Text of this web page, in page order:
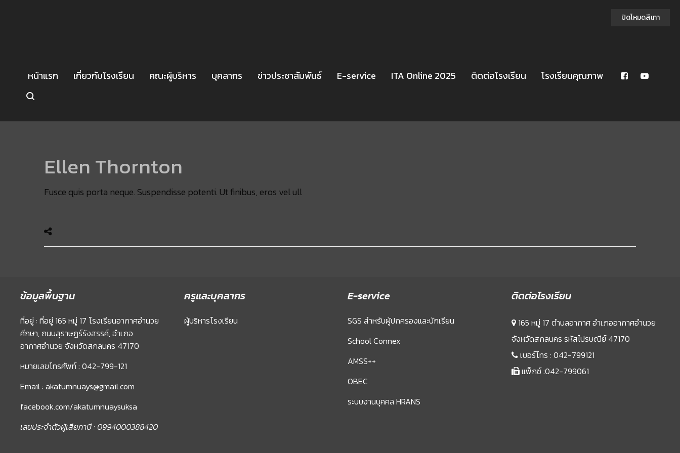
หน้าแรก เกี่ยวกับโรงเรียน คณะผู้บริหาร บุคลากร ข่าวประชาสัมพันธ์ E-service ITA Online 2025 ติดต่อโรงเรียน โรงเรียนคุณภาพ
Ellen Thornton
Fusce quis porta neque. Suspendisse potenti. Ut finibus, eros vel ull
ข้อมูลพื้นฐาน
ที่อยู่ : ที่อยู่ 165 หมู่ 17 โรงเรียนอากาศอำนวย
ศึกษา, ถนนสุราษฏร์รังสรรค์, อำเภอ
อากาศอำนวย จังหวัดสกลนคร 47170
หมายเลขโทรศัพท์ : 042-799-121
Email : akatumnuays@gmail.com
facebook.com/akatumnuaysuksa
เลขประจำตัวผู้เสียภาษี : 0994000388420
ครูและบุคลากร
ผู้บริหารโรงเรียน
E-service
SGS สำหรับผู้ปกครองและนักเรียน
School Connex
AMSS++
OBEC
ระบบงานบุคคล HRANS
ติดต่อโรงเรียน
165 หมู่ 17 ตำบลอากาศ อำเภออากาศอำนวย
จังหวัดสกลนคร รหัสไปรษณีย์ 47170
เบอร์โทร : 042-799121
แฟ็กซ์ :042-799061
ปิดโหมดสีเทา